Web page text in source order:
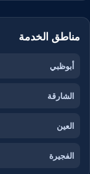
مناطق الخدمة
أبوظبي
الشارقة
العين
الفجيرة